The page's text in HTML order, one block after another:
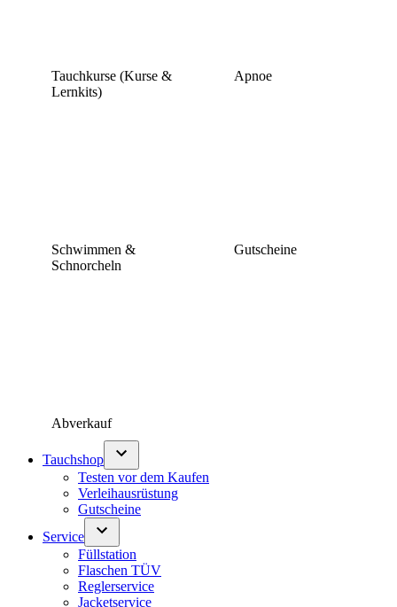
Tauchkurse (Kurse &
Lernkits)
Apnoe
Schwimmen &
Schnorcheln
Gutscheine
Abverkauf
Tauchshop
Testen vor dem Kaufen
Verleihausrüstung
Gutscheine
Service
Füllstation
Flaschen TÜV
Reglerservice
Jacketservice